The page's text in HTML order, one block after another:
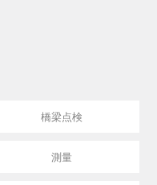
橋梁点検
測量